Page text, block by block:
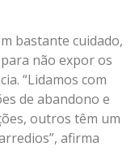
bastante cuidado,
não expor os
“Lidamos com
de abandono e
outros têm um
afirma